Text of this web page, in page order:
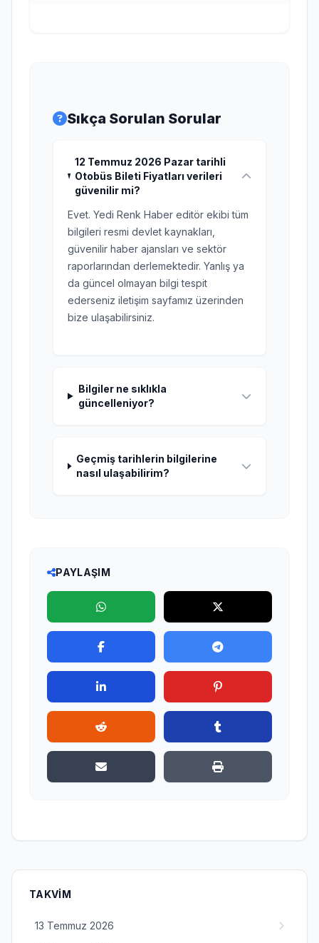
Sıkça Sorulan Sorular
12 Temmuz 2026 Pazar tarihli
Otobüs Bileti Fiyatları verileri
güvenilir mi?
Evet. Yedi Renk Haber editör ekibi tüm
bilgileri resmi devlet kaynakları,
güvenilir haber ajansları ve sektör
raporlarından derlemektedir. Yanlış ya
da güncel olmayan bilgi tespit
ederseniz iletişim sayfamız üzerinden
bize ulaşabilirsiniz.
Bilgiler ne sıklıkla
güncelleniyor?
Geçmiş tarihlerin bilgilerine
nasıl ulaşabilirim?
PAYLAŞIM
TAKVIM
13 Temmuz 2026